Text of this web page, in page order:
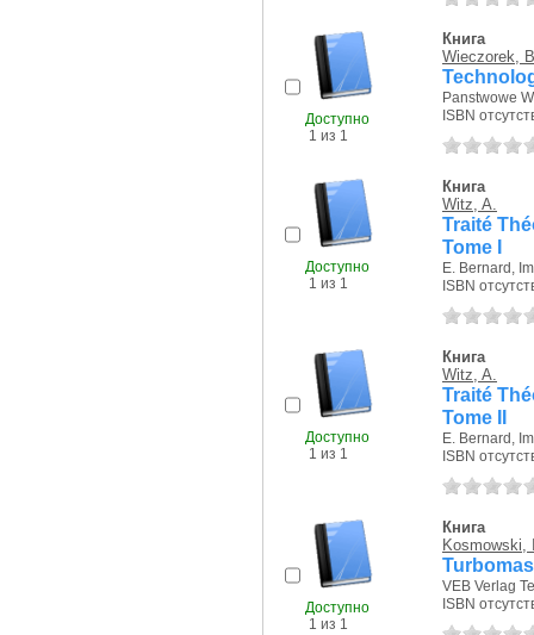
Доступно
1 из 1
Книга
Wieczorek,
Panstwowe
ISBN
Доступно
1 из 1
Книга
Witz, A.
Traité
Tome I
E. Bernard,
ISBN
Доступно
1 из 1
Книга
Witz, A.
Traité
Tome II
E. Bernard,
ISBN
Доступно
1 из 1
Книга
Kosmowski,
VEB Verlag
ISBN